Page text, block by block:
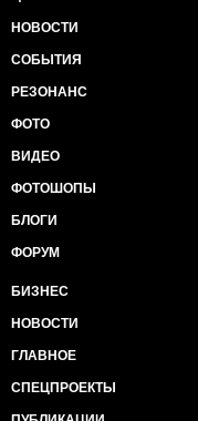
НОВОСТИ
СОБЫТИЯ
РЕЗОНАНС
ФОТО
ВИДЕО
ФОТОШОПЫ
БЛОГИ
ФОРУМ
БИЗНЕС
НОВОСТИ
ГЛАВНОЕ
СПЕЦПРОЕКТЫ